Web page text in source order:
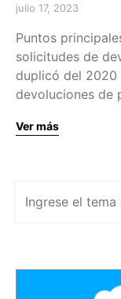
julio 17, 2023
Puntos
solicitudes de
duplicó del 2020
devoluciones de
Ver más